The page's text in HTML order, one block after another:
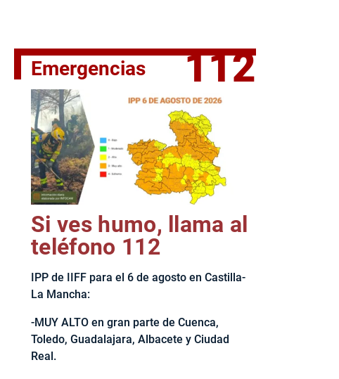
El jefe del Ejecutivo castellanomanchego, Emiliano García-
Emergencias 112
Si ves humo, llama al
teléfono 112
IPP de IIFF para el 6 de agosto en Castilla-
La Mancha:
-MUY ALTO en gran parte de Cuenca,
Toledo, Guadalajara, Albacete y Ciudad
Real.